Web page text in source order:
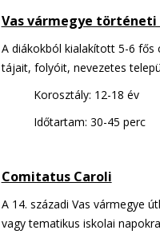
Vas vármegye
A diákokból kialakított 5-6 fős
tájait, folyóit, nevezetes
Korosztály: 12-18 év
Időtartam: 30-45 perc
Comitatus Caroli
A 14. századi Vas vármegye
vagy tematikus iskolai